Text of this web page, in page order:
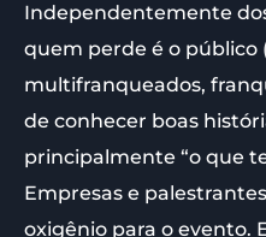
Independentemente
quem perde é o público
multifranqueados,
de conhecer boas
principalmente “o que
Empresas e
oxigênio para o evento.